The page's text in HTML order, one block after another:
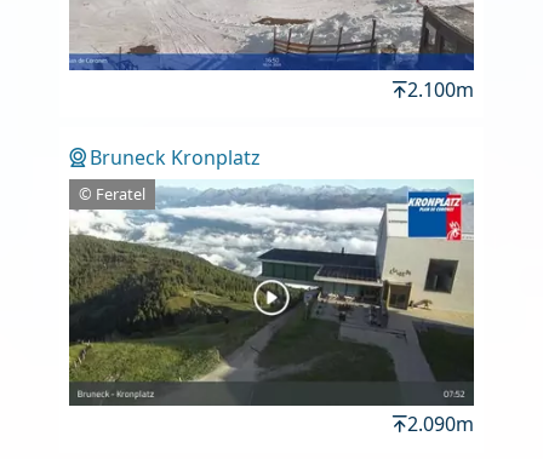
2.100m
Bruneck Kronplatz
© Feratel
2.090m